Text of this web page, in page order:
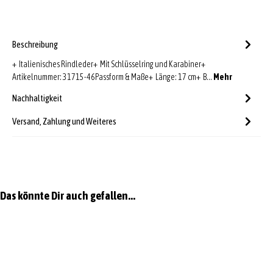
Beschreibung
+ Italienisches Rindleder+ Mit Schlüsselring und Karabiner+
Artikelnummer: 31715-46Passform & Maße+ Länge: 17 cm+ B… Mehr
Nachhaltigkeit
Versand, Zahlung und Weiteres
Produktgalerie überspringen
Das könnte Dir auch gefallen...